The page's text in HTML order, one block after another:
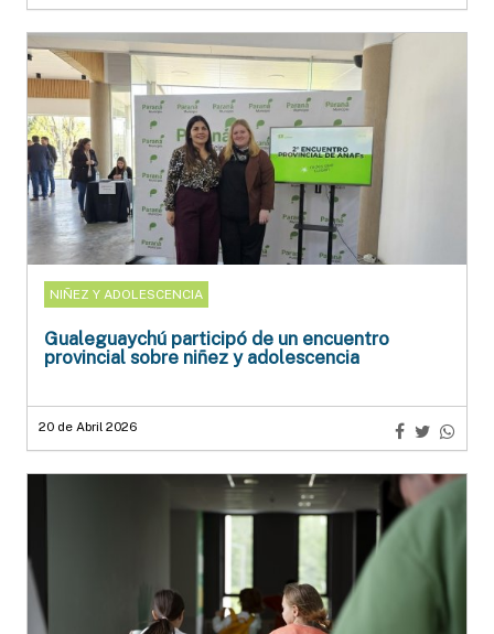
NIÑEZ Y ADOLESCENCIA
Gualeguaychú participó de un encuentro
provincial sobre niñez y adolescencia
20 de Abril 2026